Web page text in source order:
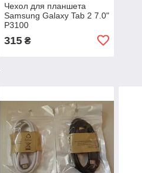
Чехол для планшета
Samsung Galaxy Tab 2 7.0"
P3100
315₴